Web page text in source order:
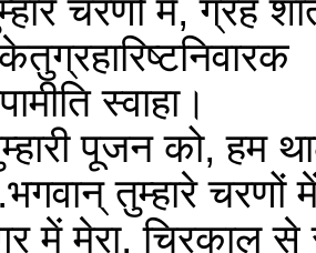
चरणों में, ग्रह
स्वाहा।
पूजन को, हम
तुम्हारे
में मेरा, चिरकाल से